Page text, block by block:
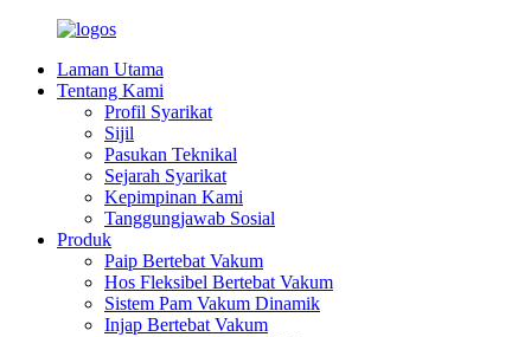
Laman Utama
Tentang Kami
Profil Syarikat
Sijil
Pasukan Teknikal
Sejarah Syarikat
Kepimpinan Kami
Tanggungjawab Sosial
Produk
Paip Bertebat Vakum
Hos Fleksibel Bertebat Vakum
Sistem Pam Vakum Dinamik
Injap Bertebat Vakum